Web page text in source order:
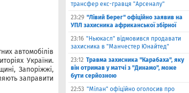
автомобілів
України.
Запоріжжі,
заправити
трансфер екс-гравця "Арсеналу"
23:29 "Лівий Берег" офіційно заявив на
УПЛ захисника африканської збірної
23:16 "Ньюкасл" відмовився продавати
захисника в "Манчестер Юнайтед"
23:12 Травма захисника "Карабаха", яку
він отримав у матчі з "Динамо", може
бути серйозною
22:53 "Мілан" офіційно оголосив про